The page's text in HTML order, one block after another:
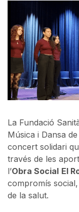
La Fundació
Música i Dansa
concert solidari
través de les
l’Obra Social El
compromís
de la salut.